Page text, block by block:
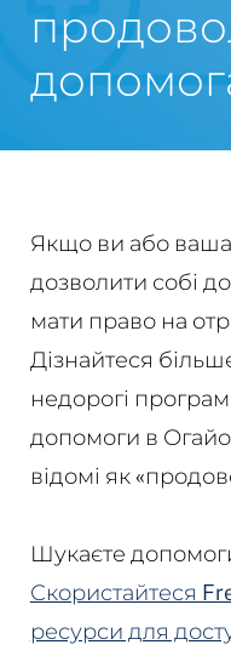
Якщо ви або
дозволити собі
мати право на
Дізнайтеся
недорогі
допомоги в
відомі як
Шукаєте
Скористайтеся
ресурси для